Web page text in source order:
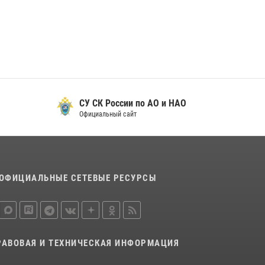
СУ СК России по АО и НАО
Официальный сайт
СЕТЕВЫЕ РЕСУРСЫ
И ТЕХНИЧЕСКАЯ ИНФОРМАЦИЯ